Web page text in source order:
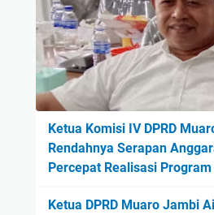
Ketua Komisi IV DPRD
Rendahnya Serapan
Percepat Realisasi Program
Ketua DPRD Muaro Jambi